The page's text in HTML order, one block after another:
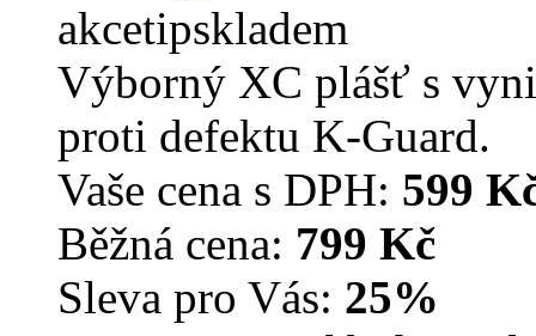
akcetipskladem
Výborný XC plášť s
proti defektu K-Guard.
Vaše cena s DPH: 599
Běžná cena: 799 Kč
Sleva pro Vás: 25%